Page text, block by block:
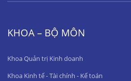
KHOA – BỘ MÔN
Khoa Quản trị Kinh doanh
Khoa Kinh tế - Tài chính - Kế toán